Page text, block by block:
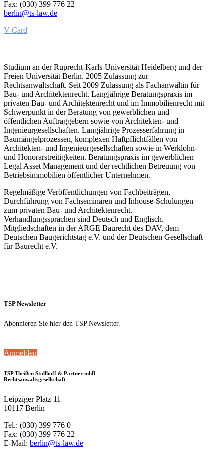
Fax: (030) 399 776 22
berlin@ts-law.de
V-Card
Studium an der Ruprecht-Karls-Universität Heidelberg und der
Freien Universität Berlin. 2005 Zulassung zur
Rechtsanwaltschaft. Seit 2009 Zulassung als Fachanwältin für
Bau- und Architektenrecht. Langjährige Beratungspraxis im
privaten Bau- und Architektenrecht und im Immobilienrecht mit
Schwerpunkt in der Beratung von gewerblichen und
öffentlichen Auftraggebern sowie von Architekten- und
Ingenieurgesellschaften. Langjährige Prozesserfahrung in
Baumängelprozessen, komplexen Haftpflichtfällen von
Architekten- und Ingenieurgesellschaften sowie in Werklohn-
und Honorarstreitigkeiten. Beratungspraxis im gewerblichen
Legal Asset Management und der rechtlichen Betreuung von
Betriebsimmobilien öffentlicher Unternehmen.
Regelmäßige Veröffentlichungen von Fachbeiträgen,
Durchführung von Fachseminaren und Inhouse-Schulungen
zum privaten Bau- und Architektenrecht.
Verhandlungssprachen sind Deutsch und Englisch.
Mitgliedschaften in der ARGE Baurecht des DAV, dem
Deutschen Baugerichtstag e.V. und der Deutschen Gesellschaft
für Baurecht e.V.
TSP Newsletter
Abonnieren Sie hier den TSP Newsletter.
Anmelden
TSP Theißen Stollhoff & Partner mbB
Rechtsanwaltsgesellschaft
Leipziger Platz 11
10117 Berlin
Tel.: (030) 399 776 0
Fax: (030) 399 776 22
E-Mail: berlin@ts-law.de